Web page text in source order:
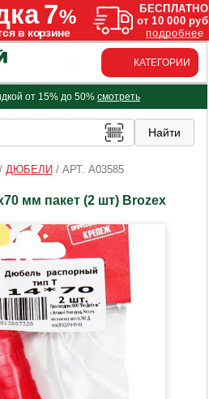
КАТЕГОРИИ
от 15% до 50% смотреть
ДЮБЕЛИ / АРТ. A03585
мм пакет (2 шт) Brozex